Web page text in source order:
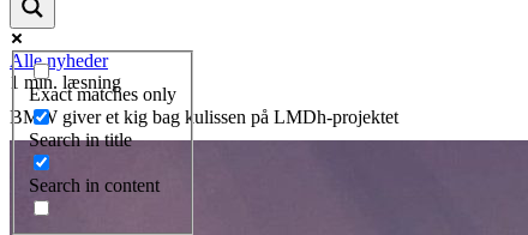
Exact matches only
Search in title
Search in content
Alle nyheder
1 min. læsning
BMW giver et kig bag kulissen på LMDh-projektet